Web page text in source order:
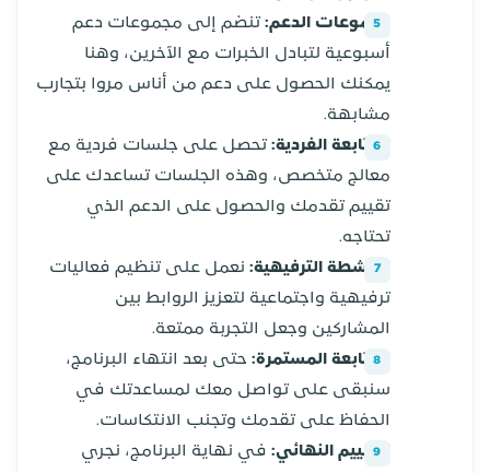
مجموعات الدعم: تنضم إلى مجموعات دعم
أسبوعية لتبادل الخبرات مع الآخرين، وهنا
يمكنك الحصول على دعم من أناس مروا بتجارب
مشابهة.
المتابعة الفردية: تحصل على جلسات فردية مع
معالج متخصص، وهذه الجلسات تساعدك على
تقييم تقدمك والحصول على الدعم الذي
تحتاجه.
الأنشطة الترفيهية: نعمل على تنظيم فعاليات
ترفيهية واجتماعية لتعزيز الروابط بين
المشاركين وجعل التجربة ممتعة.
المتابعة المستمرة: حتى بعد انتهاء البرنامج،
سنبقى على تواصل معك لمساعدتك في
الحفاظ على تقدمك وتجنب الانتكاسات.
التقييم النهائي: في نهاية البرنامج، نجري